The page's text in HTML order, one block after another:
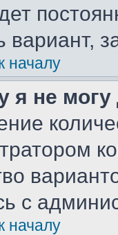
вариант,
началу
я не
с
началу